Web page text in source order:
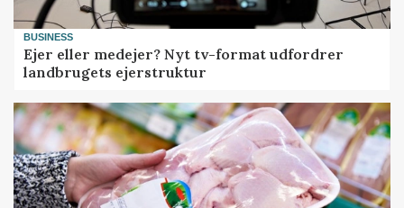
BUSINESS
Ejer eller medejer? Nyt tv-format udfordrer
landbrugets ejerstruktur